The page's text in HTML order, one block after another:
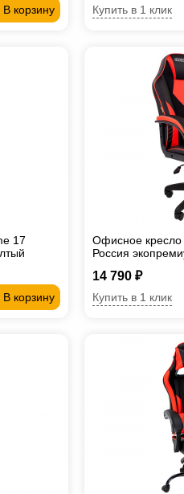
В корзину Купить в 1 клик
17
В корзину
Офисное кресло
Россия
14 790 ₽
Купить в 1 клик